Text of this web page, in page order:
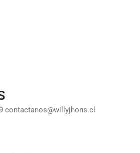
contactanos@willyjhons.cl